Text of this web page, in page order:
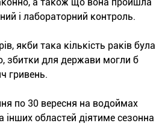
і лабораторний контроль.
якби така кількість раків була
збитки для держави могли б
гривень.
по 30 вересня на водоймах
областей діятиме сезонна